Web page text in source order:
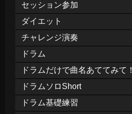
セッション参加
ダイエット
チャレンジ演奏
ドラム
ドラムだけで曲名あててみて！
ドラムソロShort
ドラム基礎練習